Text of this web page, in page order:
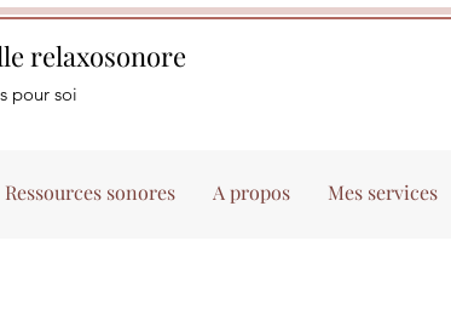
relaxosonore
pour soi
Ressources sonores A propos Mes services